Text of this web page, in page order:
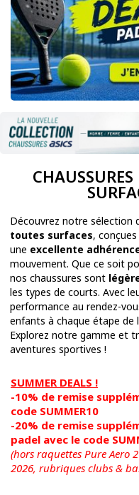
Découvrez notre sélection
toutes surfaces,
une excellente
mouvement. Que ce soit
nos chaussures sont
les types de courts. Avec
performance au rendez-
enfants à chaque étape de
Explorez notre gamme et
aventures sportives !
SUMMER DEALS !
-10% de remise
code SUMMER10
-20% de remise
padel avec le code
(hors raquettes Pure Aero
2026, rubriques clubs &